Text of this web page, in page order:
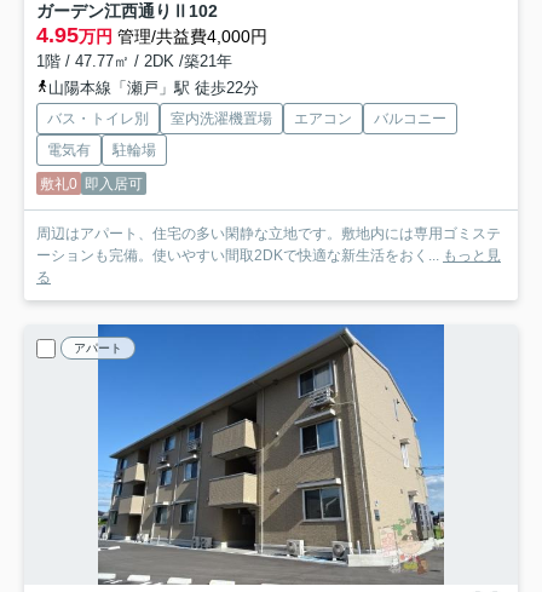
ガーデン江西通りⅡ 102
4.95万円 管理/共益費4,000円
1階 / 47.77㎡ / 2DK /築21年
山陽本線「瀬戸」駅 徒歩22分
バス・トイレ別 室内洗濯機置場 エアコン
バルコニー
電気有
駐輪場
敷礼0 即入居可
周辺はアパート、住宅の多い閑静な立地です。敷地内には専用ゴミステ
ーションも完備。使いやすい間取2DKで快適な新生活をおく... もっと見
る
アパート